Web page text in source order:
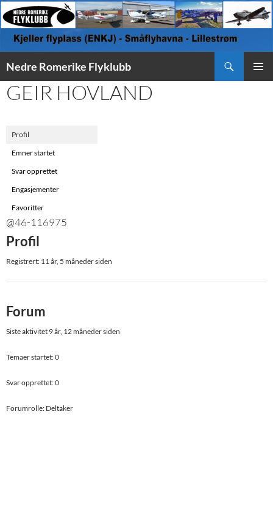
Nedre Romerike Flyklubb
TIL
INNHOLD
GEIR HOVLAND
Profil
Emner startet
Svar opprettet
Engasjementer
Favoritter
@46-116975
Profil
Registrert: 11 år, 5 måneder siden
Forum
Siste aktivitet 9 år, 12 måneder siden
Temaer startet: 0
Svar opprettet: 0
Forumrolle: Deltaker